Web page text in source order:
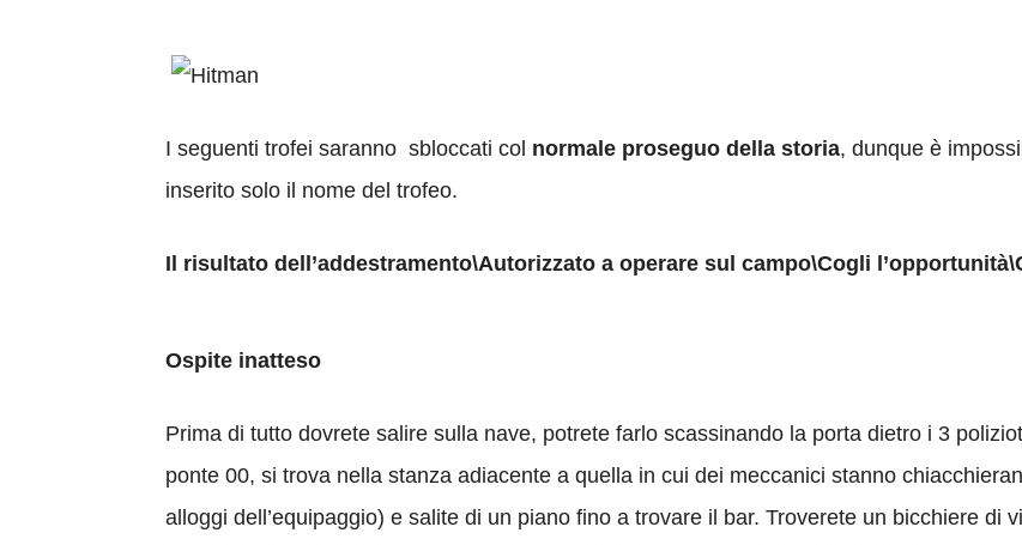
I seguenti trofei saranno sbloccati col normale proseguo della storia, dunque è
inserito solo il nome del trofeo.
Il risultato dell’addestramento\Autorizzato a operare sul campo\Cogli
Ospite inatteso
Prima di tutto dovrete salire sulla nave, potrete farlo scassinando la porta dietro i 3
ponte 00, si trova nella stanza adiacente a quella in cui dei meccanici stanno
alloggi dell’equipaggio) e salite di un piano fino a trovare il bar. Troverete un bicchiere di